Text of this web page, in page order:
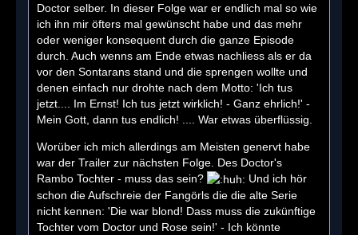
Doctor selber. In dieser Folge war er endlich mal so wie
ich ihn mir öfters mal gewünscht habe und das mehr
oder weniger konsequent durch die ganze Episode
durch. Auch wenns am Ende etwas nachliess als er da
vor den Sontarans stand und die sprengen wollte und
denen einfach nur drohte nach dem Motto: 'Ich tus
jetzt.... Im Ernst! Ich tus jetzt wirklich! - Ganz ehrlich!' -
Mein Gott, dann tus endlich! .... War etwas überflüssig.
Worüber ich mich allerdings am Meisten genervt habe
war der Trailer zur nächsten Folge. Des Doctor's
Rambo Tochter - muss das sein?
Und ich hör
schon die Aufschreie der Fangörls die die alte Serie
nicht kennen: 'Die war blond! Dass muss die zukünftige
Tochter vom Doctor und Rose sein!' - Ich könnte